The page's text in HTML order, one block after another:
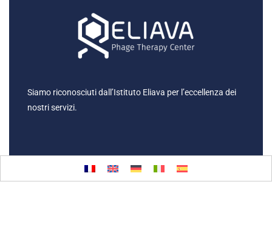
Siamo riconosciuti dall’Istituto Eliava per l’eccellenza dei
nostri servizi.